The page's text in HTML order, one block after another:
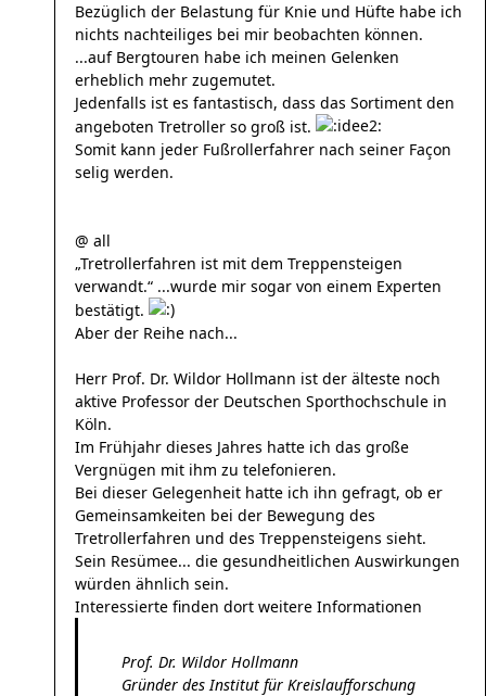
Bezüglich der Belastung für Knie und Hüfte habe ich
nichts nachteiliges bei mir beobachten können.
...auf Bergtouren habe ich meinen Gelenken
erheblich mehr zugemutet.
Jedenfalls ist es fantastisch, dass das Sortiment den
angeboten Tretroller so groß ist.
Somit kann jeder Fußrollerfahrer nach seiner Façon
selig werden.
@ all
„Tretrollerfahren ist mit dem Treppensteigen
verwandt.“ ...wurde mir sogar von einem Experten
bestätigt.
Aber der Reihe nach...
Herr Prof. Dr. Wildor Hollmann ist der älteste noch
aktive Professor der Deutschen Sporthochschule in
Köln.
Im Frühjahr dieses Jahres hatte ich das große
Vergnügen mit ihm zu telefonieren.
Bei dieser Gelegenheit hatte ich ihn gefragt, ob er
Gemeinsamkeiten bei der Bewegung des
Tretrollerfahren und des Treppensteigens sieht.
Sein Resümee... die gesundheitlichen Auswirkungen
würden ähnlich sein.
Interessierte finden dort weitere Informationen
Prof. Dr. Wildor Hollmann
Gründer des Institut für Kreislaufforschung